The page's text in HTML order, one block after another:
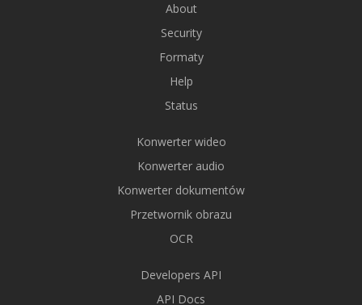
About
Security
Formaty
Help
Status
Konwerter wideo
Konwerter audio
Konwerter dokumentów
Przetwornik obrazu
OCR
Developers API
API Docs